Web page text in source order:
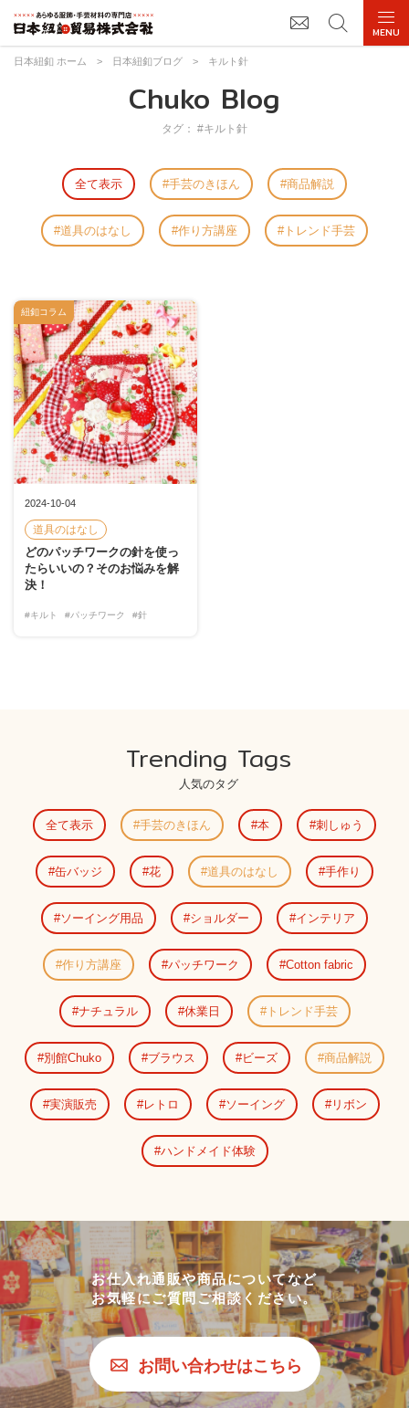
日本紐釦 ホーム > 日本紐釦ブログ > キルト針
Chuko Blog
タグ： #キルト針
全て表示 手芸のきほん 商品解説
道具のはなし 作り方講座 トレンド手芸
2024-10-04
道具のはなし
どのパッチワークの針を使っ
たらいいの？そのお悩みを解
決！
#キルト #パッチワーク #針
紐釦コラム
Trending Tags
人気のタグ
全て表示 手芸のきほん 本 刺しゅう
缶バッジ 花 道具のはなし 手作り
ソーイング用品 ショルダー インテリア
作り方講座 パッチワーク Cotton fabric
ナチュラル 休業日 トレンド手芸
別館Chuko ブラウス ビーズ 商品解説
実演販売 レトロ ソーイング リボン
ハンドメイド体験
お仕入れ通販や商品についてなど
お気軽にご質問ご相談ください。
お問い合わせはこちら